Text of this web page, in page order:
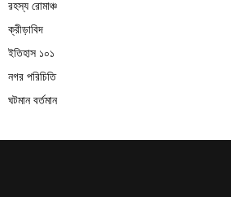
রহস্য রোমাঞ্চ
ক্রীড়াবিদ
ইতিহাস ১০১
নগর পরিচিতি
ঘটমান বর্তমান